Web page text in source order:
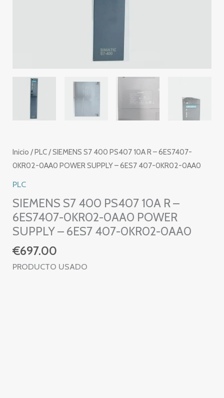
Inicio /PLC/ SIEMENS S7 400 PS407 10A R – 6ES7407-
0KR02-0AA0 POWER SUPPLY – 6ES7 407-0KR02-0AA0
PLC
SIEMENS S7 400 PS407 10A R –
6ES7407-0KR02-0AA0 POWER
SUPPLY – 6ES7 407-0KR02-0AA0
€697.00
PRODUCTO USADO